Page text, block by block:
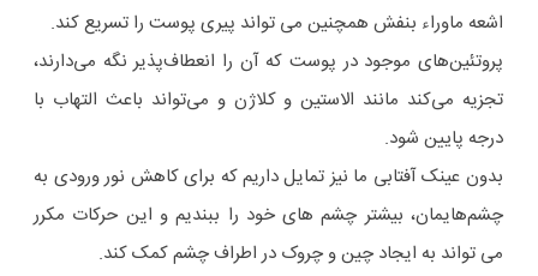
اشعه ماوراء بنفش همچنین می تواند پیری پوست را تسریع کند.
پروتئین‌های موجود در پوست که آن را انعطاف‌پذیر نگه می‌دارند،
تجزیه می‌کند مانند الاستین و کلاژن و می‌تواند باعث التهاب با
درجه پایین شود.
بدون عینک آفتابی ما نیز تمایل داریم که برای کاهش نور ورودی به
چشم‌هایمان، بیشتر چشم های خود را ببندیم و این حرکات مکرر
می تواند به ایجاد چین و چروک در اطراف چشم کمک کند.